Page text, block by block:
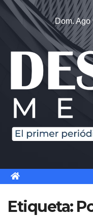
Saltar
contenido
Dom.
Etiqueta: